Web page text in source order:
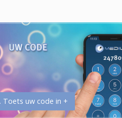
Toets uw code in +